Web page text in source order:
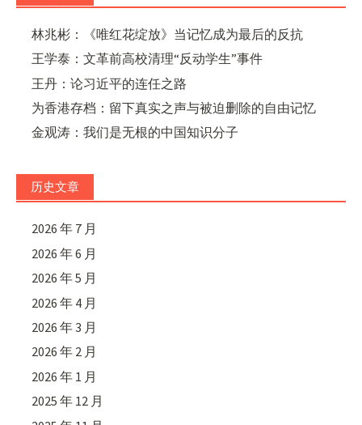
林兆彬：《唯红花绽放》当记忆成为最后的反抗
王学泰：文革前高校清理“反动学生”事件
王丹：论习近平的连任之路
为香港存档：留下真实之声与被迫删除的自由记忆
金观涛：我们是无根的中国知识分子
历史文章
2026 年 7 月
2026 年 6 月
2026 年 5 月
2026 年 4 月
2026 年 3 月
2026 年 2 月
2026 年 1 月
2025 年 12 月